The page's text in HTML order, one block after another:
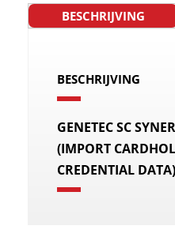
BESCHRIJVING
BESCHRIJVING
GENETEC SC
(IMPORT
CREDENTIAL DATA)